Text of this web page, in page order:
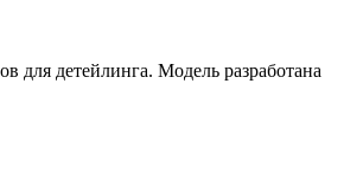
для детейлинга. Модель разработана